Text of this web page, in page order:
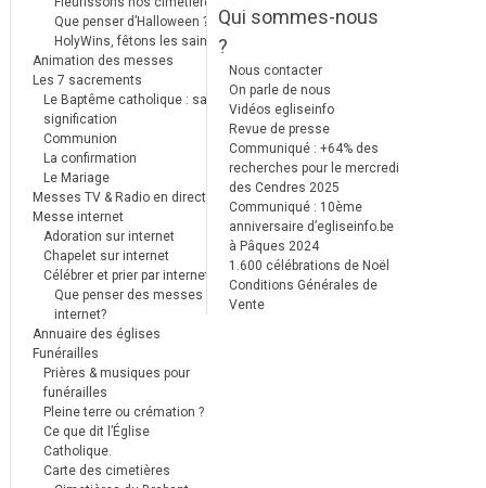
Que penser d’Halloween ?
HolyWins, fêtons les saints !
Animation des messes
Les 7 sacrements
Le Baptême catholique : sa
signification
Communion
La confirmation
Le Mariage
Messes TV & Radio en direct
Messe internet
Adoration sur internet
Chapelet sur internet
Célébrer et prier par internet
Que penser des messes
internet?
Annuaire des églises
Funérailles
Prières & musiques pour
funérailles
Pleine terre ou crémation ?
Ce que dit l’Église
Catholique.
Carte des cimetières
Qui sommes-nous
?
Nous contacter
On parle de nous
Vidéos egliseinfo
Revue de presse
Communiqué : +64% des
recherches pour le mercredi
des Cendres 2025
Communiqué : 10ème
anniversaire d’egliseinfo.be
à Pâques 2024
1.600 célébrations de Noël
Conditions Générales de
Vente